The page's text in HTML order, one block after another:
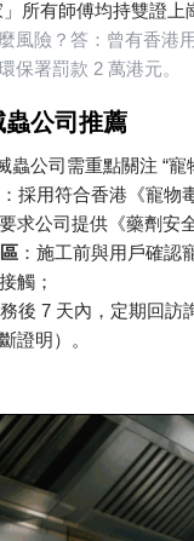
」所有師傅均持雙證上
風險？答：曾有香港
保署罰款 2 萬港元。
公司推薦
蟲公司需重點關注 “寵
：採用符合香港《寵物
求公司提供《藥劑安
：施工前與用戶確認
觸；
後 7 天內，定期回訪
證明）。